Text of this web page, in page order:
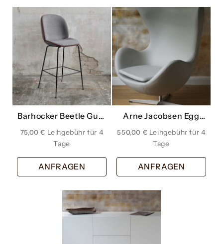
Barhocker Beetle Gubi
grau
75,00€
ANFRAGEN
Arne Jacobsen Egg
Chair Leder hellgrau
550,00 €
ANFRAGEN